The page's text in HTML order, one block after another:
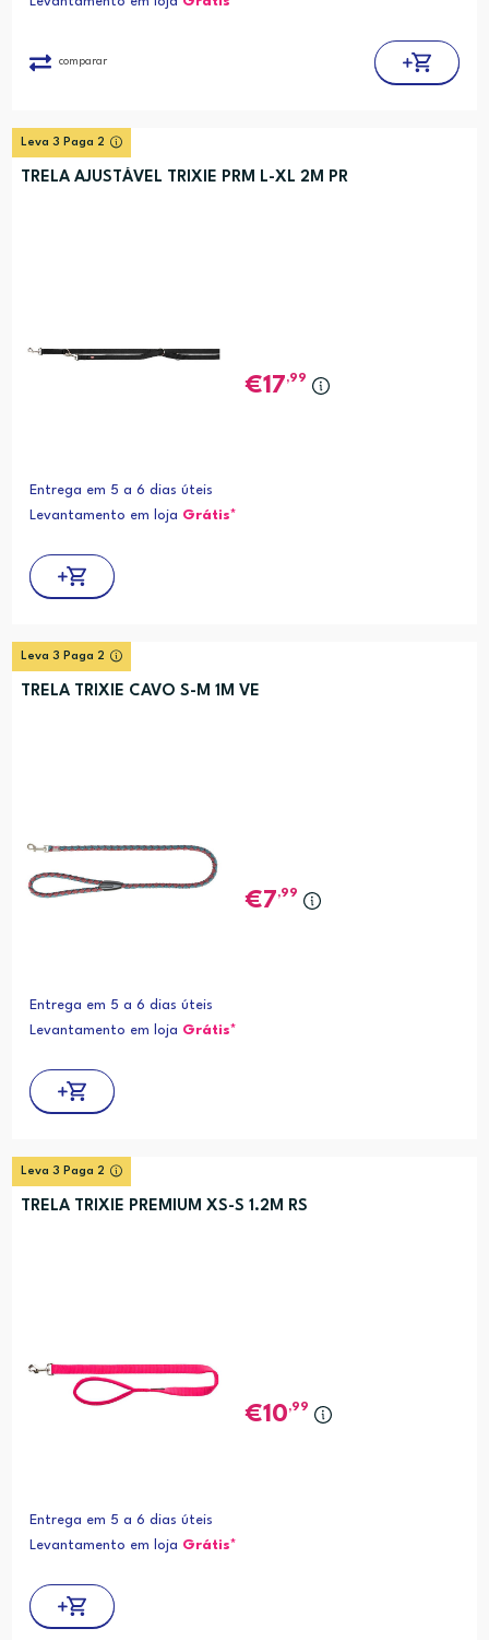
comparar
Leva 3 Paga 2
TRELA AJUSTÁVEL TRIXIE PRM L-XL 2M PR
17,99
Entrega em 5 a 6 dias úteis
Levantamento em loja Grátis*
Leva 3 Paga 2
TRELA TRIXIE CAVO S-M 1M VE
7,99
Entrega em 5 a 6 dias úteis
Levantamento em loja Grátis*
Leva 3 Paga 2
TRELA TRIXIE PREMIUM XS-S 1.2M RS
10,99
Entrega em 5 a 6 dias úteis
Levantamento em loja Grátis*